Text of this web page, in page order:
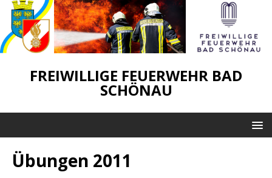
FREIWILLIGE FEUERWEHR BAD
SCHÖNAU
Übungen 2011